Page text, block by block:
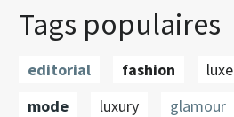
Tags populaires
editorial fashion luxe
mode
luxury glamour